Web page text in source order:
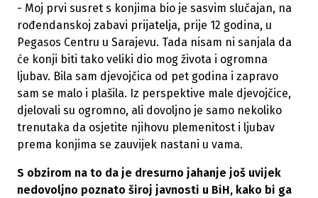
- Moj prvi susret s konjima bio je sasvim slučajan, na
rođendanskoj zabavi prijatelja, prije 12 godina, u
Pegasos Centru u Sarajevu. Tada nisam ni sanjala da
će konji biti tako veliki dio mog života i ogromna
ljubav. Bila sam djevojčica od pet godina i zapravo
sam se malo i plašila. Iz perspektive male djevojčice,
djelovali su ogromno, ali dovoljno je samo nekoliko
trenutaka da osjetite njihovu plemenitost i ljubav
prema konjima se zauvijek nastani u vama.
S obzirom na to da je dresurno jahanje još uvijek
nedovoljno poznato široj javnosti u BiH, kako bi ga